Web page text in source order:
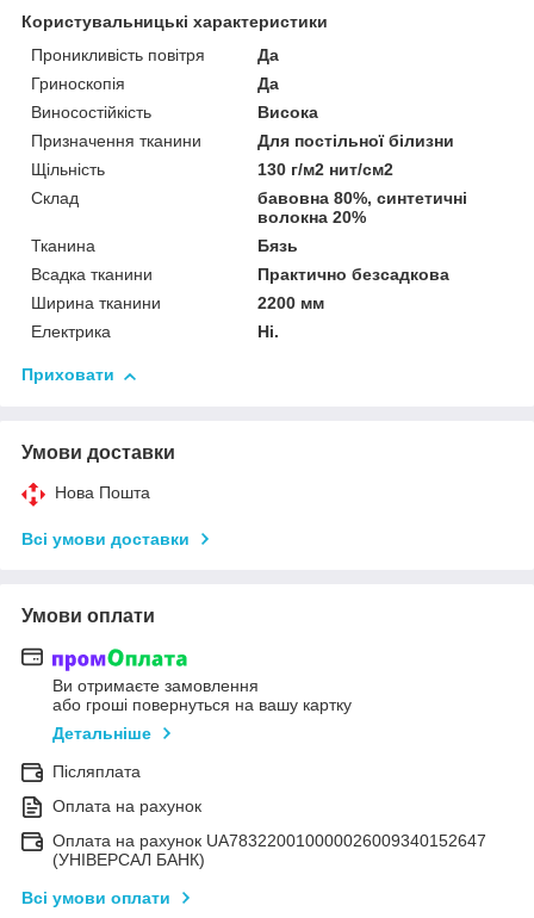
Користувальницькі характеристики
Проникливість повітря
Да
Гриноскопія
Да
Виносостійкість
Висока
Призначення тканини
Для постільної білизни
Щільність
130 г/м2 нит/см2
Склад
бавовна 80%, синтетичні
волокна 20%
Тканина
Бязь
Всадка тканини
Практично безсадкова
Ширина тканини
2200 мм
Електрика
Ні.
Приховати
Умови доставки
Нова Пошта
Всі умови доставки
Умови оплати
Ви отримаєте замовлення
або гроші повернуться на вашу картку
Детальніше
Післяплата
Оплата на рахунок
Оплата на рахунок UA783220010000026009340152647
(УНІВЕРСАЛ БАНК)
Всі умови оплати